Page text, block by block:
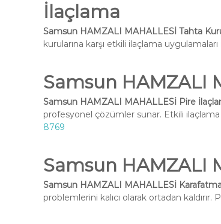
İlaçlama
Samsun HAMZALI MAHALLESİ Tahta
kurularına karşı etkili ilaçlama
Samsun HAMZALI
Samsun HAMZALI MAHALLESİ Pire
profesyonel çözümler sunar. Etkili
8769
Samsun HAMZALI
Samsun HAMZALI MAHALLESİ
problemlerini kalıcı olarak ortadan